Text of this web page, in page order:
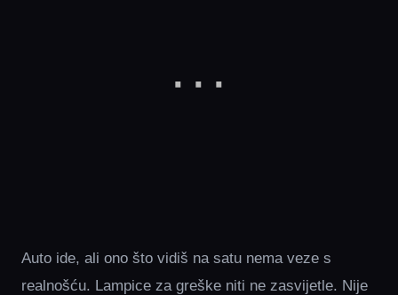
Auto ide, ali ono što vidiš na satu nema veze s
realnošću. Lampice za greške niti ne zasvijetle. Nije